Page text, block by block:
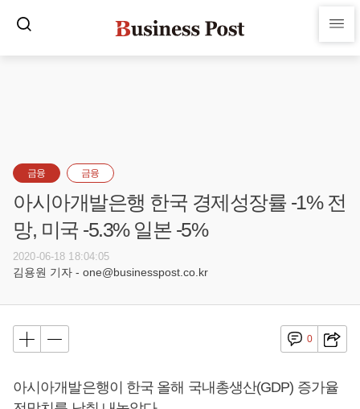
금융 금융
아시아개발은행 한국 경제성장률 -1% 전
망, 미국 -5.3% 일본 -5%
2020-06-18 18:04:05
김용원 기자 - one@businesspost.co.kr
0
아시아개발은행이 한국 올해 국내총생산(GDP) 증가율